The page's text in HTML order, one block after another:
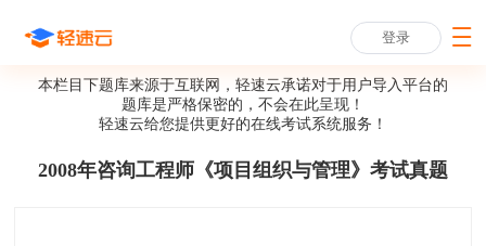
登录
本栏目下题库来源于互联网，轻速云承诺对于用户导入平台的
题库是严格保密的，不会在此呈现！
轻速云给您提供更好的在线考试系统服务！
2008年咨询工程师《项目组织与管理》考试真题